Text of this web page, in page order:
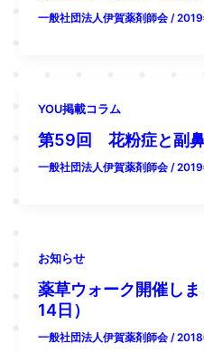
一般社団法人伊賀薬剤師会 /
YOU掲載コラム
第59回 花粉症と副
一般社団法人伊賀薬剤師会 /2019
お知らせ
薬草ウォーク開催し
14日）
一般社団法人伊賀薬剤師会 /2018